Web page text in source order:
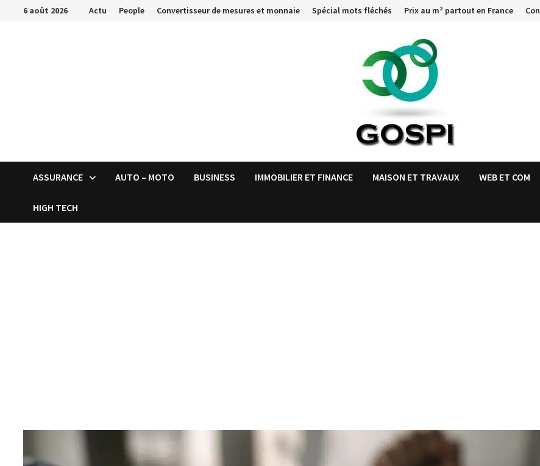
Passer6 août 2026 Actu People Convertisseur de mesures et monnaie Spécial mots fléchés Prix au m² partout en France
ASSURANCE AUTO – MOTO BUSINESS IMMOBILIER ET FINANCE MAISON ET TRAVAUX WEB ET COM
HIGH TECH